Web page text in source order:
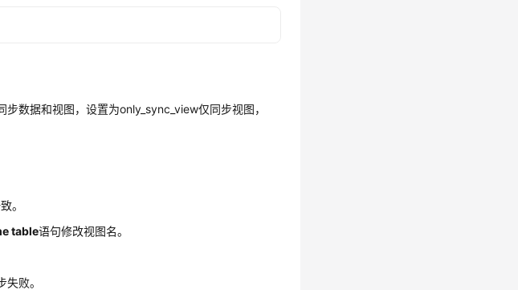
数据和视图，设置为only_sync_view仅同步视图，
。
table语句修改视图名。
败。